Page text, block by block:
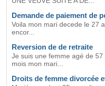
Demande de paiement de
Voila mon mari decede le 27
encor...
Reversion de de retraite
Je suis une femme agé de
mois mon mari...
Droits de femme divorcée